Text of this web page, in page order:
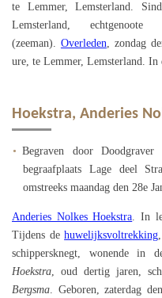
te Lemmer, Lemsterland.
Lemsterland,
(zeeman). Overleden, zondag
ure, te Lemmer, Lemsterland. In
Hoekstra, Anderies
Begraven door
begraafplaats Lage deel
omstreeks maandag den 28e
Anderies Nolkes Hoekstra. In
Tijdens dehuwelijksvoltrekking
schippersknegt, wonende
Hoekstra, oud dertig jaren,
Bergsma. Geboren, zaterdag